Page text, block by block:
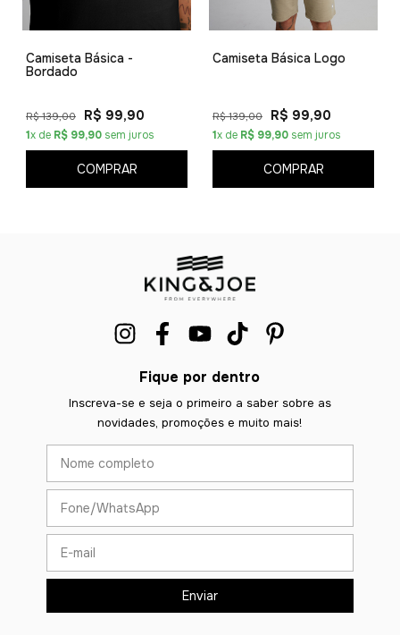
Camiseta Básica -
Bordado
R$ 139,00 R$ 99,90
1x de R$ 99,90 sem juros
COMPRAR
Camiseta Básica Logo
R$ 139,00 R$ 99,90
1x de R$ 99,90 sem juros
COMPRAR
Fique por dentro
Inscreva-se e seja o primeiro a saber sobre as
novidades, promoções e muito mais!